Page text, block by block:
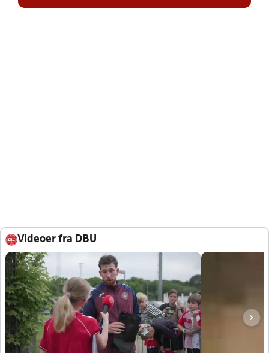
Videoer fra DBU